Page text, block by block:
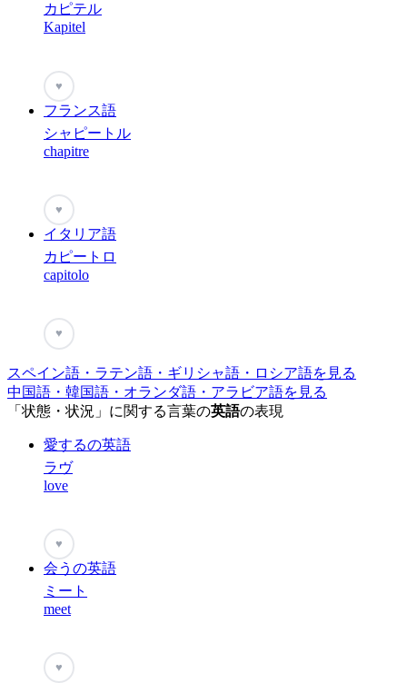
カピテル
Kapitel
♥
フランス語
シャピートル
chapitre
♥
イタリア語
カピートロ
capitolo
♥
スペイン語・ラテン語・ギリシャ語・ロシア語を見る
中国語・韓国語・オランダ語・アラビア語を見る
「状態・状況」に関する言葉の英語の表現
愛するの英語
ラヴ
love
♥
会うの英語
ミート
meet
♥